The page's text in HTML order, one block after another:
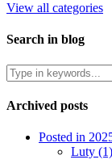
View all categories
Search in blog
Archived posts
Posted in
Luty (1)